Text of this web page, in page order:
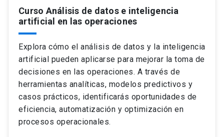
Curso Análisis de datos e inteligencia
artificial en las operaciones
Explora cómo el análisis de datos y la inteligencia
artificial pueden aplicarse para mejorar la toma de
decisiones en las operaciones. A través de
herramientas analíticas, modelos predictivos y
casos prácticos, identificarás oportunidades de
eficiencia, automatización y optimización en
procesos operacionales.